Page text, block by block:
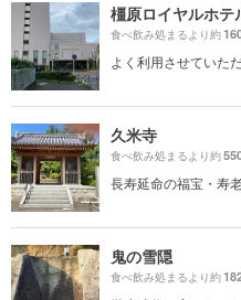
橿原ロイヤルホテ
食べ飲み処まるより約
よく利用させていた
久米寺
食べ飲み処まるより約
長寿延命の福宝・寿
鬼の雪隠
食べ飲み処まるより約